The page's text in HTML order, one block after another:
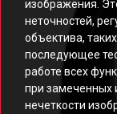
изображения.
неточностей,
объектива,
последующее
работе всех
при замеченных
нечеткости